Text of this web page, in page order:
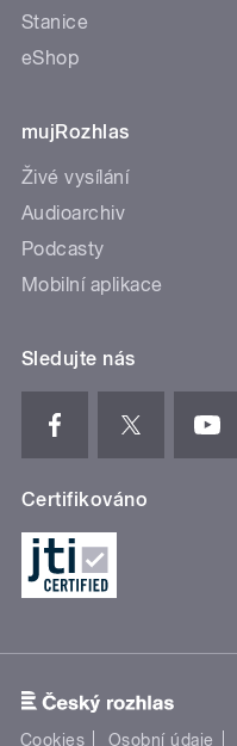
Stanice
eShop
mujRozhlas
Živé vysílání
Audioarchiv
Podcasty
Mobilní aplikace
Sledujte nás
Certifikováno
Cookies Osobní údaje